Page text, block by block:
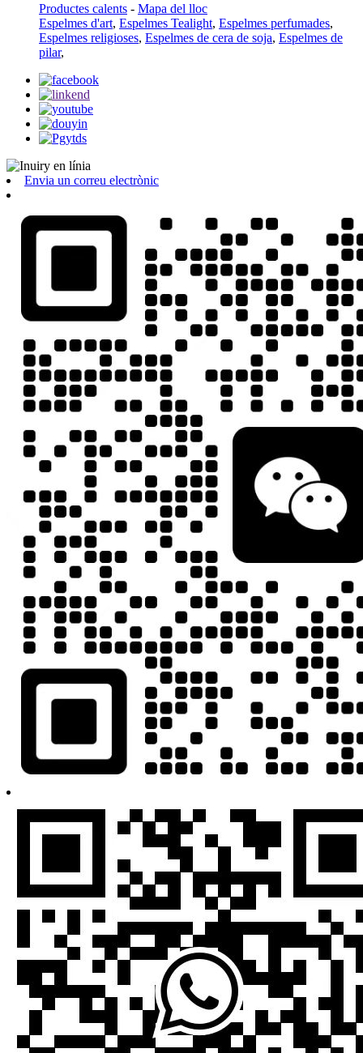
Productes calents - Mapa del lloc
Espelmes d'art, Espelmes Tealight, Espelmes perfumades,
Espelmes religioses, Espelmes de cera de soja, Espelmes de
pilar,
Envia un correu electrònic